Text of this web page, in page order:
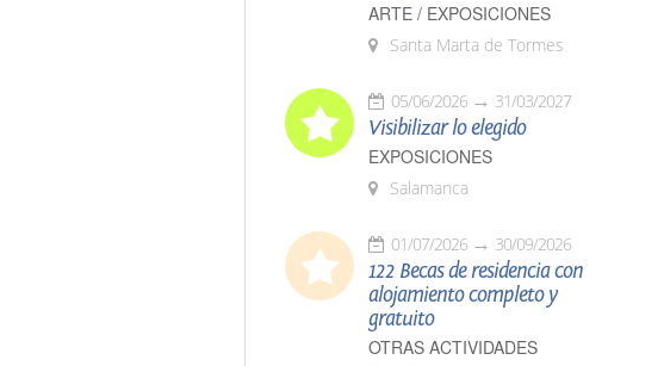
ARTE / EXPOSICIONES
Santa Marta de Tormes
05/06/2026 31/03/2027
Visibilizar lo elegido
EXPOSICIONES
Salamanca
01/07/2026 30/09/2026
122 Becas de residencia con
alojamiento completo y
gratuito
OTRAS ACTIVIDADES